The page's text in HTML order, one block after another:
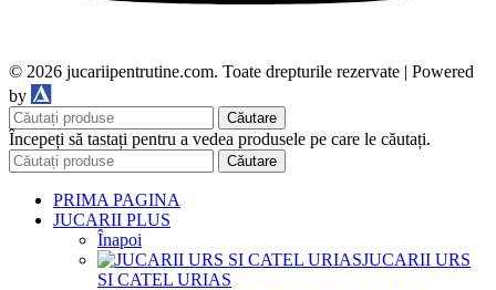
© 2026 jucariipentrutine.com. Toate drepturile rezervate | Powered
by
Căutare
Începeți să tastați pentru a vedea produsele pe care le căutați.
Căutare
PRIMA PAGINA
JUCARII PLUS
Înapoi
JUCARII URS
SI CATEL URIAS